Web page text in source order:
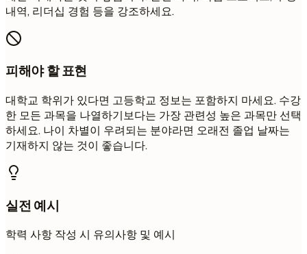
내역, 리더십 경험 등을 강조하세요.
피해야 할 표현
대학교 학위가 있다면 고등학교 정보는 포함하지 마세요. 수강
한 모든 과목을 나열하기보다는 가장 관련성 높은 과목만 선택
하세요. 나이 차별이 우려되는 분야라면 오래전 졸업 날짜는
기재하지 않는 것이 좋습니다.
실전 예시
학력 사항 작성 시 유의사항 및 예시